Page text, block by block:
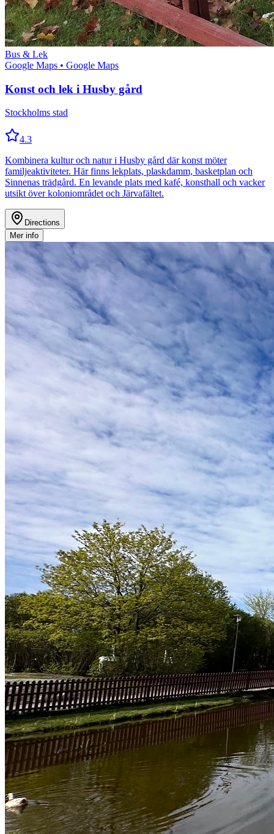
Bus & Lek
Google Maps • Google Maps
Konst och lek i Husby gård
Stockholms stad
4.3
Kombinera kultur och natur i Husby gård där konst möter
familjeaktiviteter. Här finns lekplats, plaskdamm, basketplan och
Sinnenas trädgård. En levande plats med kafé, konsthall och vacker
utsikt över koloniområdet och Järvafältet.
Directions
Mer info